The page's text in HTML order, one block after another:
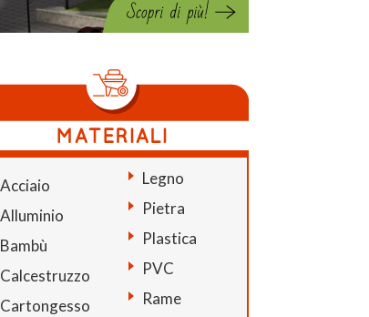
Acciaio
Alluminio
Bambù
Calcestruzzo
Cartongesso
Legno
Pietra
Plastica
PVC
Rame